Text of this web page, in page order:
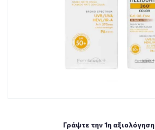
Γράψτε την 1η αξιολόγηση